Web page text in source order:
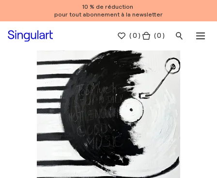
10 % de réduction
pour tout abonnement à la newsletter
(0 ) ( 0 )